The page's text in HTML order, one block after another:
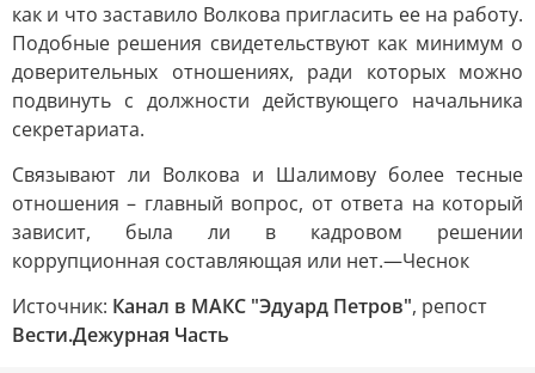
как и что заставило Волкова пригласить ее на работу.
Подобные решения свидетельствуют как минимум о
доверительных отношениях, ради которых можно
подвинуть с должности действующего начальника
секретариата.
Связывают ли Волкова и Шалимову более тесные
отношения – главный вопрос, от ответа на который
зависит, была ли в кадровом решении
коррупционная составляющая или нет.—Чеснок
Источник: Канал в МАКС "Эдуард Петров", репост
Вести.Дежурная Часть